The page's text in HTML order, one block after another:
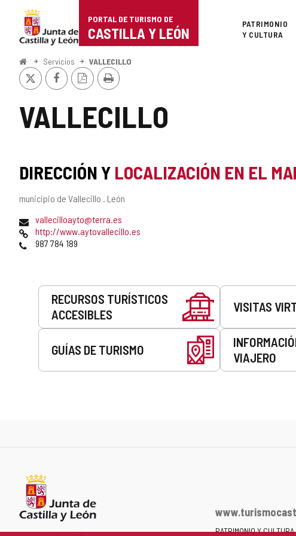
Portal
de
Turismo
de
Castilla
PORTAL DE TURISMO DE
CASTILLA Y LEÓN
Superior
PATRIMONIO
Y CULTURA
InicioServicios VALLECILLO
VALLECILLO
X FacebookVersión
PDF
Imprimir
DIRECCIÓN Y LOCALIZACIÓN EN EL
Dirección
municipio de Vallecillo . León
Dirección
de
correo
vallecilloayto@terra.es
Página
Web
http://www.aytovallecillo.es
Teléfonos
987 784 189
Servicios
RECURSOS TURÍSTICOS
ACCESIBLES
VISITAS
GUÍAS DE TURISMO
VIAJERO
PATRIMONIO Y CULTURA